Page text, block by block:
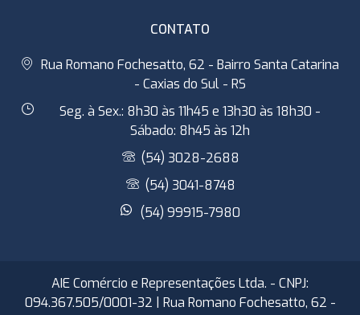
CONTATO
Rua Romano Fochesatto, 62 - Bairro Santa Catarina
- Caxias do Sul - RS
Seg. à Sex.: 8h30 às 11h45 e 13h30 às 18h30 -
Sábado: 8h45 às 12h
(54) 3028-2688
(54) 3041-8748
(54) 99915-7980
AIE Comércio e Representações Ltda. - CNPJ:
094.367.505/0001-32 | Rua Romano Fochesatto, 62 -